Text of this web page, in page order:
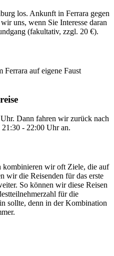
los. Ankunft in Ferrara gegen
uns, wenn Sie Interesse daran
(fakultativ, zzgl. 20 €).
Ferrara auf eigene Faust
Dann fahren wir zurück nach
- 22:00 Uhr an.
kombinieren wir oft Ziele, die auf
wir die Reisenden für das erste
So können wir diese Reisen
für die
sollte, denn in der Kombination